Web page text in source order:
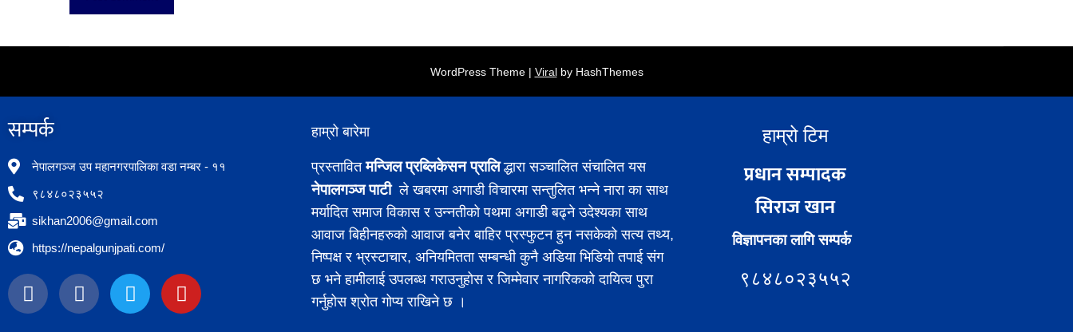
WordPress Theme | Viralby HashThemes
सम्पर्क​
नेपालगञ्ज उप महानगरपालिका वडा नम्बर - ११
९८४८०२३५५२
sikhan2006@gmail.com
https://nepalgunjpati.com/
हाम्रो बारेमा
प्रस्तावितमन्जिल प्रब्लिकेसन प्रालिद्धारा सञ्चालित संचालित यस
नेपालगञ्ज पाटीले खबरमा अगाडी विचारमा सन्तुलित भन्ने नारा का साथ
मर्यादित समाज विकास र उन्नतीको पथमा अगाडी बढ्ने उदेश्यका साथ
आवाज बिहीनहरुको आवाज बनेर बाहिर प्रस्फुटन हुन नसकेको सत्य तथ्य,
निष्पक्ष र भ्रस्टाचार, अनियमितता सम्बन्धी कुनै अडिया भिडियो तपाई संग
छ भने हामीलाई उपलब्ध गराउनुहोस र जिम्मेवार नागरिकको दायित्व पुरा
गर्नुहोस श्रोत गोप्य राखिने छ ।
हाम्रो टिम
प्रधान सम्पादक
सिराज खान
विज्ञापनका लागि सम्पर्क
९८४८०२३५५२